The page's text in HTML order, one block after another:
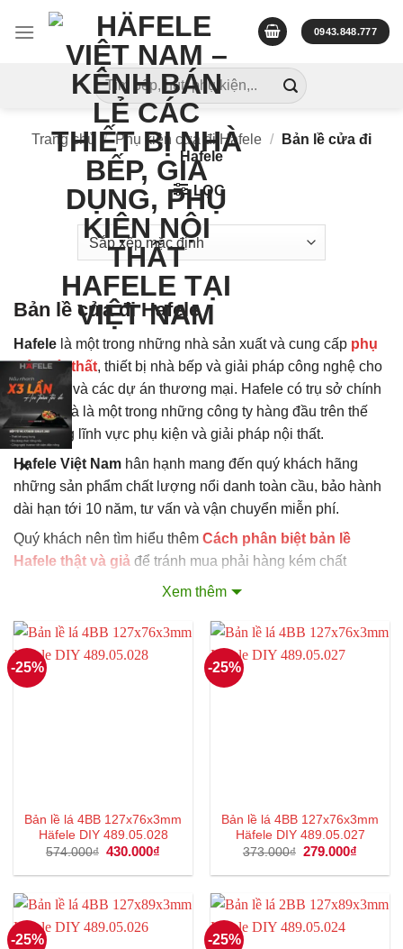
0943.848.777
Tìm
kiếm:
Trang chủ / Phụ kiện cửa đi Hafele /
Bản lề cửa đi
Hafele
LỌC
Bản lề cửa đi Hafele
Hafele là một trong những nhà sản xuất và cung cấp phụ
kiện nội thất, thiết bị nhà bếp và giải pháp công nghệ cho
ngôi nhà và các dự án thương mại. Hafele có trụ sở chính
tại Đức và là một trong những công ty hàng đầu trên thế
giới trong lĩnh vực phụ kiện và giải pháp nội thất.
Hafele Việt Nam hân hạnh mang đến quý khách hãng
những sản phẩm chất lượng nổi danh toàn cầu, bảo hành
dài hạn tới 10 năm, tư vấn và vận chuyển miễn phí.
Quý khách nên tìm hiểu thêm Cách phân biệt bản lề
Hafele thật và giả để tránh mua phải hàng kém chất
lượng. Tốt nhất nên liên hệ
hệ thống phân phối chính
nhất hoặc vận chuyển tận nơi theo yêu cầu của quý khách.
Xem thêm
-25%
Bản lề lá 4BB 127x76x3mm
Häfele DIY 489.05.028
574.000₫ Giá
là:
430.000₫
tại
430.000₫.
-25%
Bản lề lá 4BB 127x76x3mm
Häfele DIY 489.05.027
373.000₫ Giá
là:
279.000₫
tại
-25% -25%
✕